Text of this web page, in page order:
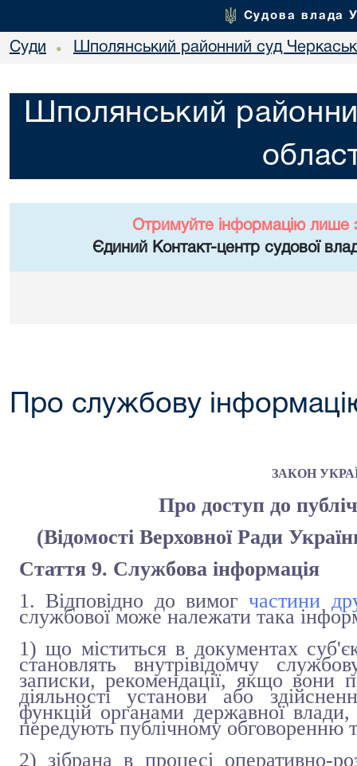
Судова влада
Суди • Шполянський районний суд
Шполянський
Отримуйте інформацію лише
Єдиний Контакт-центр судової
Про службову
ЗАКОН
Про доступ до
(Відомості Верховної Ради
Стаття 9. Службова інформація
1. Відповідно до вимогчастини
службової може належати така
1) що міститься в документах
становлять внутрівідомчу
записки, рекомендації, якщо вони
діяльності установи або
функцій органами державної
передують публічному обговоренню
2) зібрана в процесі оперативно-